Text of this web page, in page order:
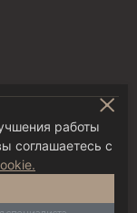
работы
соглашаетесь с